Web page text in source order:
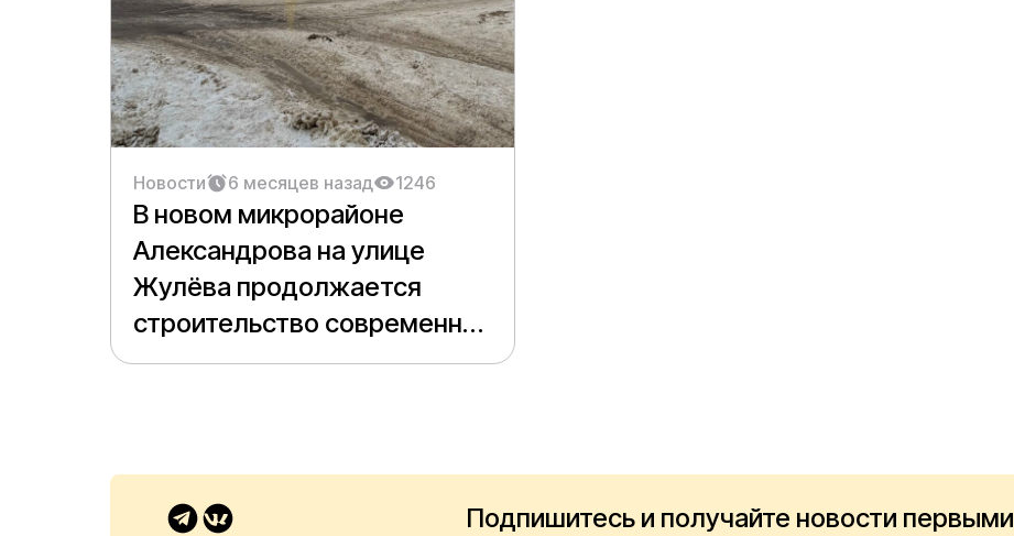
Новости 6 месяцев назад 1246
В новом микрорайоне
Александрова на улице
Жулёва продолжается
строительство современной
школы, рассчитанной на
Подпишитесь и получайте новости первыми